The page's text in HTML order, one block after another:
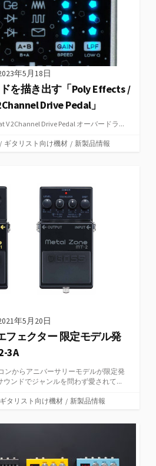
年5月18日
を描き出す「Poly Effects /
Drive Pedal」
V 2Channel Drive Pedal オーバードラ...
/ ギタリスト向け機材 / 新製品情報
年5月20日
フェクター 限定モデル発
3A
ンからアニバーサリーモデルが限定発
ウンドでジャンルを問わず愛されて...
ギタリスト向け機材 / 新製品情報